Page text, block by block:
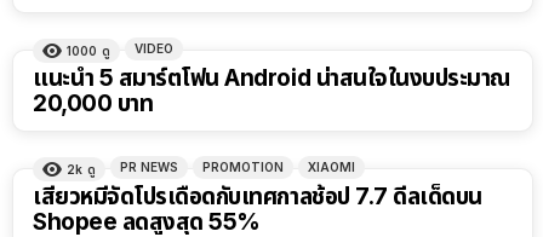
1000 ดู VIDEO
แนะนำ 5 สมาร์ตโฟน Android น่าสนใจในงบประมาณ
20,000 บาท
2k ดู PR NEWS PROMOTION XIAOMI
เสียวหมี่จัดโปรเดือดกับเทศกาลช้อป 7.7 ดีลเด็ดบน
Shopee ลดสูงสุด 55%